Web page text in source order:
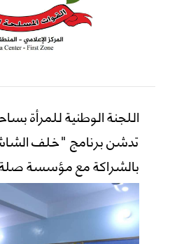
اللجنة الوطنية للمرأة
تدشن برنامج "خلف
بالشراكة مع مؤسسة